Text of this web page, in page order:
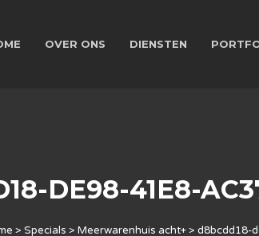
OVER ONS DIENSTEN
DE98-41E8-
> Specials > Meerwarenhuis acht+> d8bcdd18-